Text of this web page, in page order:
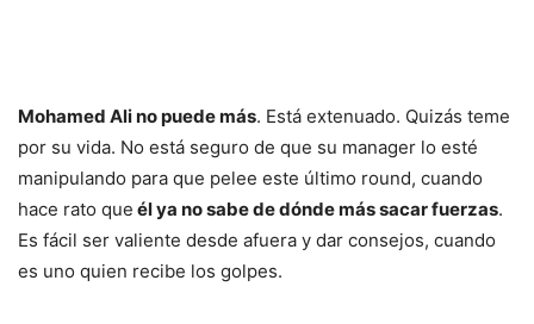
Mohamed Ali no puede más. Está extenuado. Quizás teme
por su vida. No está seguro de que su manager lo esté
manipulando para que pelee este último round, cuando
hace rato que él ya no sabe de dónde más sacar fuerzas.
Es fácil ser valiente desde afuera y dar consejos, cuando
es uno quien recibe los golpes.